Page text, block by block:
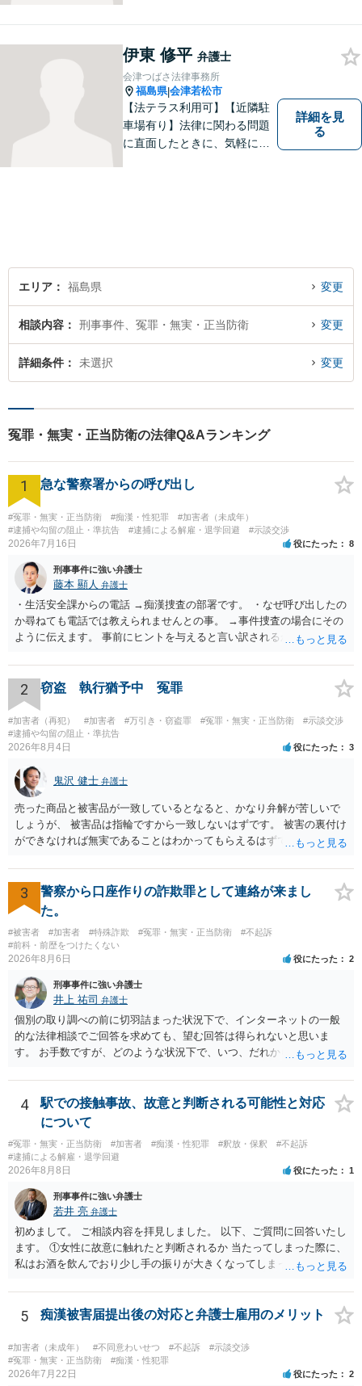
伊東 修平 弁護士
会津つばさ法律事務所
福島県|会津若松市
【法テラス利用可】【近隣駐
車場有り】法律に関わる問題
に直面したときに、気軽に相
詳細を見
る
エリア 福島県 変更
相談内容 刑事事件、冤罪・無実・正当防衛 変更
詳細条件 未選択 変更
冤罪・無実・正当防衛の法律Q&Aランキング
1 急な警察署からの呼び出し
#冤罪・無実・正当防衛 #痴漢・性犯罪
#加害者（未成年）
#逮捕や勾留の阻止・準抗告
#逮捕による解雇・退学回避 #示談交渉
2026年7月16日 役にたった 8
刑事事件に強い弁護士
藤本 顯人 弁護士
・生活安全課からの電話 →痴漢捜査の部署です。 ・なぜ呼び出したの
か尋ねても電話では教えられませんとの事。 →事件捜査の場合にその
ように伝えます。 事前にヒントを与えると言い訳されるからです。 ・
たり →やはり痴漢として疑われているのでは。 そもそも痴漢をやって
ないのであれば、何も疑われる筋合いは無いわけですし狼狽える必要
はないですね。
2 窃盗 執行猶予中 冤罪
#加害者（再犯） #加害者 #万引き・窃盗罪 #冤罪・無実・正当防衛
#示談交渉
#逮捕や勾留の阻止・準抗告
2026年8月4日 役にたった 3
鬼沢 健士 弁護士
売った商品と被害品が一致しているとなると、かなり弁解が苦しいで
しょうが、 被害品は指輪ですから一致しないはずです。 被害の裏付け
ができなければ無実であることはわかってもらえるはずです。
3
警察から口座作りの詐欺罪として連絡が来まし
た。
#被害者 #加害者 #特殊詐欺 #冤罪・無実・正当防衛
#不起訴
#前科・前歴をつけたくない
2026年8月6日 役にたった 2
刑事事件に強い弁護士
井上 祐司 弁護士
個別の取り調べの前に切羽詰まった状況下で、インターネットの一般
的な法律相談でご回答を求めても、望む回答は得られないと思いま
す。 お手数ですが、どのような状況下で、いつ、だれからどのような
の程度だと聞いているのかということについて、お近くで詳細な法律
相談を受けられたうえで対処方法を探された方がよいと思われます。
一般論でいえば、任意取り調べの場合、ＩＣレコーダーを持参して取
4
駅での接触事故、故意と判断される可能性と対応
について
#冤罪・無実・正当防衛 #加害者 #痴漢・性犯罪 #釈放・保釈
#不起訴
#逮捕による解雇・退学回避
2026年8月8日 役にたった 1
刑事事件に強い弁護士
若井 亮 弁護士
初めまして。 ご相談内容を拝見しました。 以下、ご質問に回答いたし
ます。 ①女性に故意に触れたと判断されるか 当たってしまった際に、
私はお酒を飲んでおり少し手の振りが大きくなってしまっていたこと
いた場合、故意だと判定されやすいのでしょうか？ お伺いする限り、
故意があると判断されることは無いかと思います。 ②逮捕、呼び出し
捕、呼び出しされる可能性はどれほどでしょうか？ 誤って当たってし
まっただけであり、さらにその場で女性等のアクションが無かったこ
とからすると、この後に呼び出される可能性は極めて低いと思いま
5 痴漢被害届提出後の対応と弁護士雇用のメリット
#加害者（未成年） #不同意わいせつ #不起訴
#示談交渉
#冤罪・無実・正当防衛
#痴漢・性犯罪
2026年7月22日 役にたった 2